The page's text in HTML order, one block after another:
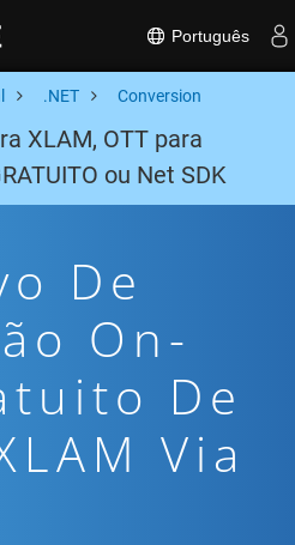
Português
.NET Conversion
XLAM, OTT para
ou Net SDK
De
On-
De
Via